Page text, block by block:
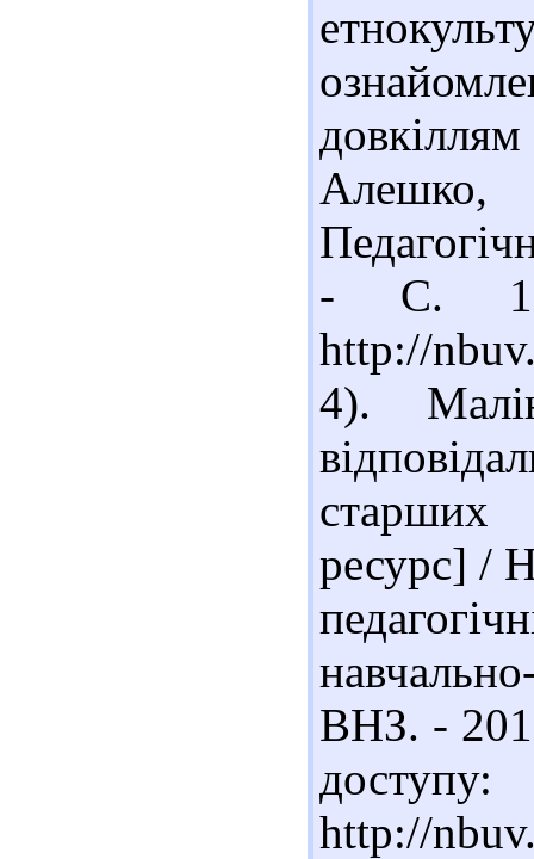
- С.
http://
4).
старших
ресурс] /
ВНЗ. -
доступу:
http://